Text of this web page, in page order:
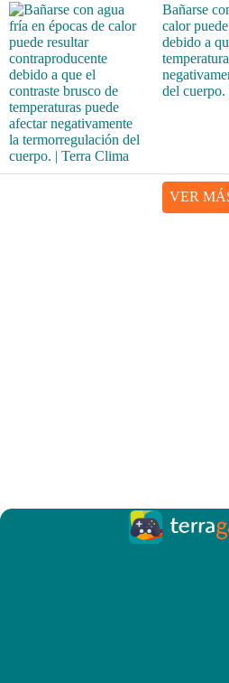
Bañarse
calor
debido a
del cuerpo.
VER